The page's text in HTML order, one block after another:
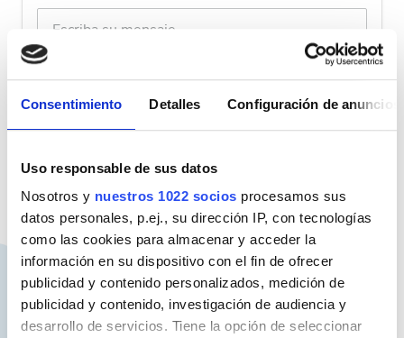
Consentimiento Detalles Configuración de anuncios
Uso responsable de sus datos
Nosotros y nuestros 1022 socios procesamos sus
datos personales, p.ej., su dirección IP, con tecnologías
como las cookies para almacenar y acceder la
información en su dispositivo con el fin de ofrecer
publicidad y contenido personalizados, medición de
publicidad y contenido, investigación de audiencia y
desarrollo de servicios. Tiene la opción de seleccionar
Con el envío de sus datos personales usted
acepta el tratamiento de sus datos
personales según se describe en nuestra
política de privacidad
Verificación Anti-Robot
Haga clic para iniciar la verificación
FriendlyCaptcha ⇗